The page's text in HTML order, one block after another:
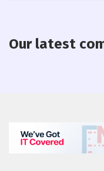
Our latest